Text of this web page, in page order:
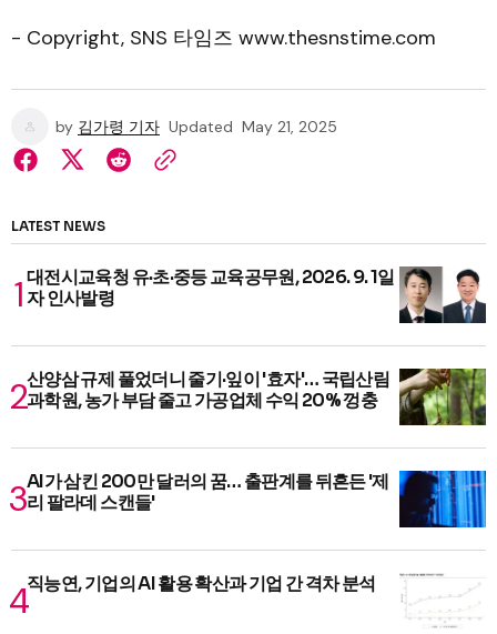
- Copyright, SNS 타임즈 www.thesnstime.com
by 김가령 기자 Updated May 21, 2025
LATEST NEWS
대전시교육청 유·초·중등 교육공무원, 2026. 9. 1일
자 인사발령
산양삼 규제 풀었더니 줄기·잎이 '효자'… 국립산림
과학원, 농가 부담 줄고 가공업체 수익 20% 껑충
AI가 삼킨 200만 달러의 꿈… 출판계를 뒤흔든 '제
리 팔라데 스캔들'
직능연, 기업의 AI 활용 확산과 기업 간 격차 분석